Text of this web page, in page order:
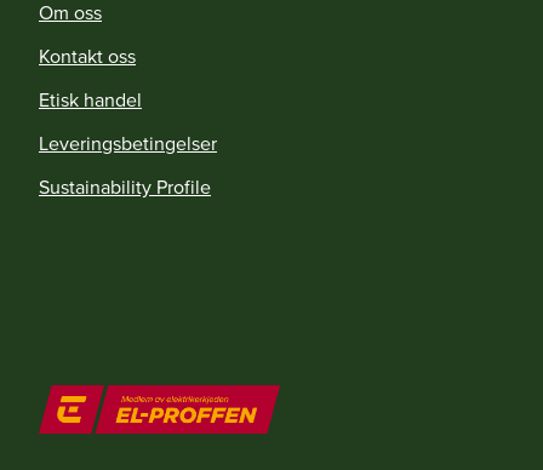
Om oss
Kontakt oss
Etisk handel
Leveringsbetingelser
Sustainability Profile